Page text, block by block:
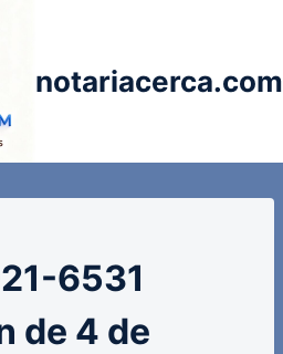
notariacerca.com
6531
de 4 de